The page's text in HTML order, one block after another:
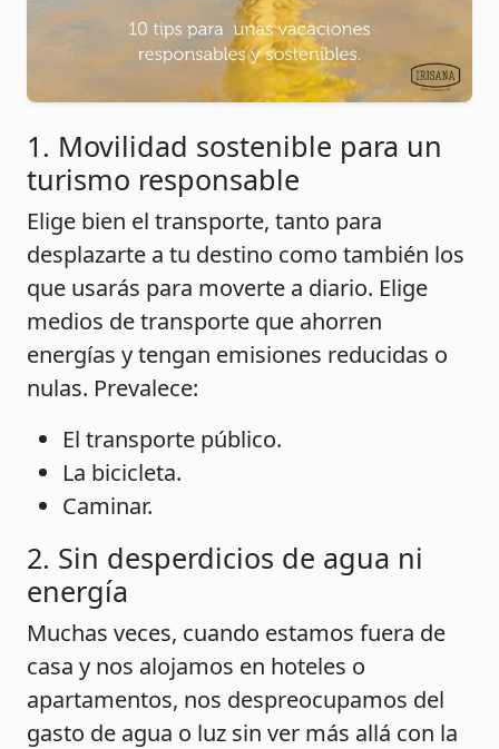
1. Movilidad sostenible para un
turismo responsable
Elige bien el transporte, tanto para
desplazarte a tu destino como también los
que usarás para moverte a diario. Elige
medios de transporte que ahorren
energías y tengan emisiones reducidas o
nulas. Prevalece:
El transporte público.
La bicicleta.
Caminar.
2. Sin desperdicios de agua ni
energía
Muchas veces, cuando estamos fuera de
casa y nos alojamos en hoteles o
apartamentos, nos despreocupamos del
gasto de agua o luz sin ver más allá con la